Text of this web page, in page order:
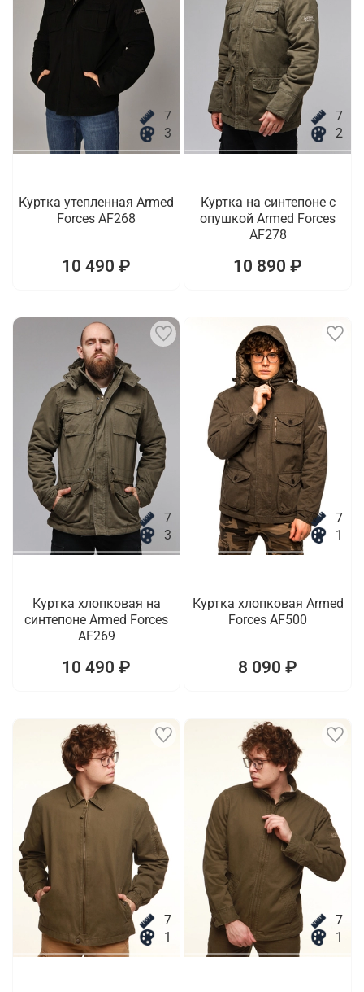
7
3
Куртка утепленная Armed
Forces AF268
10 490 ₽
7
2
Куртка на синтепоне с
опушкой Armed Forces
AF278
10 890 ₽
7
3
Куртка хлопковая на
синтепоне Armed Forces
AF269
10 490 ₽
7
1
Куртка хлопковая Armed
Forces AF500
8 090 ₽
7
1
7
1